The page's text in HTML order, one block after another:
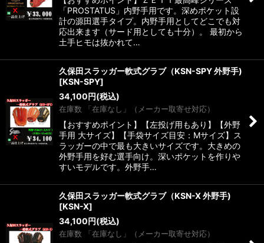
「PROSTATUS」内野手用です。深めポケット設
計の源田選手タイプ。内野手用としてどこでも対
応出来ます（サード用としても十分）。 最初から
土手ヒモは抜かれて…
久保田スラッガー軟式グラブ（KSN-SPY 外野手)
[KSN-SPY]
34,100円(税込)
在庫数 「在庫なし」（メーカー取寄せ対応）
【おすすめポイント】【左投げ用もあり】【外野
手用 大サイズ】【手袋サイズ目安：Mサイズ】ス
ラッガーの中で最も大きいサイズです。大きめの
外野手用を好む選手向け。深いポケットを作りや
すいモデルです。外野手…
久保田スラッガー軟式グラブ（KSN-X 外野手)
[KSN-X]
34,100円(税込)
在庫数 「在庫なし」（メーカー取寄せ対応）